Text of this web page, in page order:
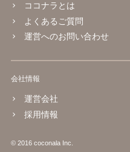
ココナラとは
よくあるご質問
運営へのお問い合わせ
会社情報
運営会社
採用情報
© 2016 coconala Inc.